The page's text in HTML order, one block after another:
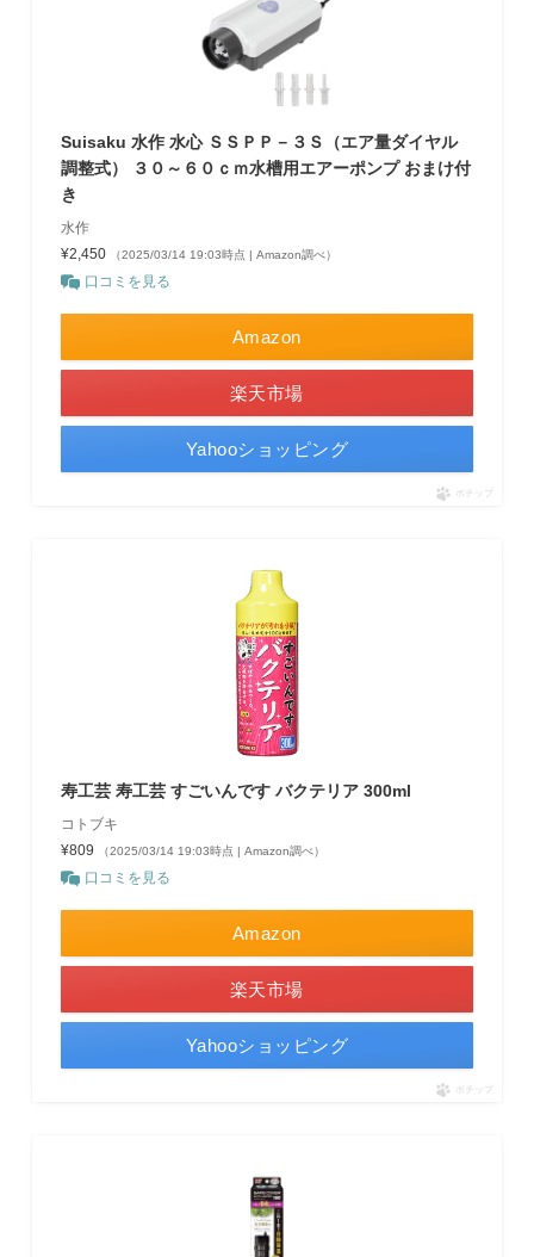
Suisaku 水作 水心 ＳＳＰＰ－３Ｓ（エア量ダイヤル
調整式） ３０～６０ｃｍ水槽用エアーポンプ おまけ付
き
水作
¥2,450
（2025/03/14 19:03時点 | Amazon調べ）
口コミを見る
Amazon
楽天市場
Yahooショッピング
ポチップ
寿工芸 寿工芸 すごいんです バクテリア 300ml
コトブキ
¥809
（2025/03/14 19:03時点 | Amazon調べ）
口コミを見る
Amazon
楽天市場
Yahooショッピング
ポチップ